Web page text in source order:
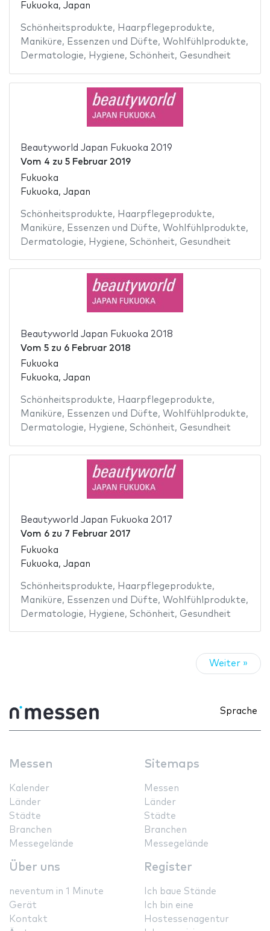
Fukuoka, Japan
Schönheitsprodukte, Haarpflegeprodukte,
Maniküre, Essenzen und Düfte, Wohlfühlprodukte,
Dermatologie, Hygiene, Schönheit, Gesundheit
Beautyworld Japan Fukuoka 2019
Vom 4 zu 5 Februar 2019
Fukuoka
Fukuoka, Japan
Schönheitsprodukte, Haarpflegeprodukte,
Maniküre, Essenzen und Düfte, Wohlfühlprodukte,
Dermatologie, Hygiene, Schönheit, Gesundheit
Beautyworld Japan Fukuoka 2018
Vom 5zu 6 Februar 2018
Fukuoka
Fukuoka, Japan
Schönheitsprodukte, Haarpflegeprodukte,
Maniküre, Essenzen und Düfte, Wohlfühlprodukte,
Dermatologie, Hygiene, Schönheit, Gesundheit
Beautyworld Japan Fukuoka 2017
Vom 6zu 7 Februar 2017
Fukuoka
Fukuoka, Japan
Schönheitsprodukte, Haarpflegeprodukte,
Maniküre, Essenzen und Düfte, Wohlfühlprodukte,
Dermatologie, Hygiene, Schönheit, Gesundheit
Weiter »
Sprache
Messen
Kalender
Länder
Städte
Branchen
Messegelände
Sitemaps
Messen
Länder
Städte
Branchen
Messegelände
Über uns
neventum in 1 Minute
Gerät
Kontakt
Register
Ich baue Stände
Ich bin eine
Hostessenagentur